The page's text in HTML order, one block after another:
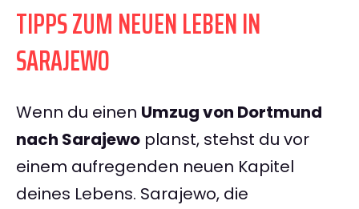
TIPPS ZUM NEUEN LEBEN IN
SARAJEWO
Wenn du einen Umzug von Dortmund
nach Sarajewo planst, stehst du vor
einem aufregenden neuen Kapitel
deines Lebens. Sarajewo, die